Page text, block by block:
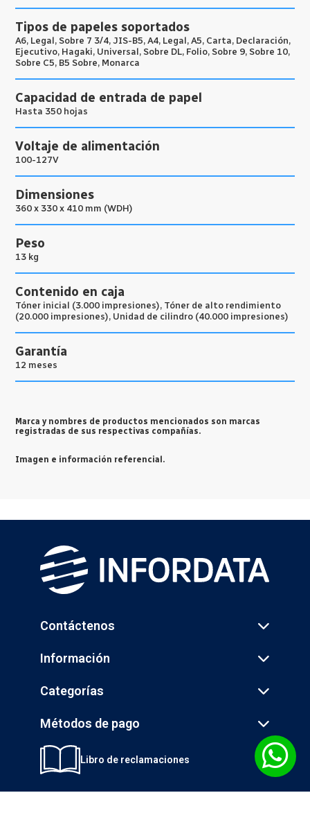
Tipos de papeles soportados
A6, Legal, Sobre 7 3/4, JIS-B5, A4, Legal, A5, Carta, Declaración,
Ejecutivo, Hagaki, Universal, Sobre DL, Folio, Sobre 9, Sobre 10,
Sobre C5, B5 Sobre, Monarca
Capacidad de entrada de papel
Hasta 350 hojas
Voltaje de alimentación
100-127V
Dimensiones
360 x 330 x 410 mm (WDH)
Peso
13 kg
Contenido en caja
Tóner inicial (3.000 impresiones), Tóner de alto rendimiento
(20.000 impresiones), Unidad de cilindro (40.000 impresiones)
Garantía
12 meses
Marca y nombres de productos mencionados son marcas
registradas de sus respectivas compañías.
Imagen e información referencial.
Contáctenos
Información
Categorías
Métodos de pago
Libro de reclamaciones